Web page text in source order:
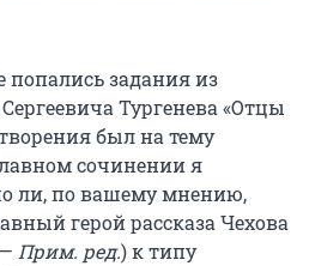
задания из
Тургенева «Отцы
был на тему
сочинении я
ли, по вашему мнению,
герой рассказа Чехова
Прим. ред.) к типу